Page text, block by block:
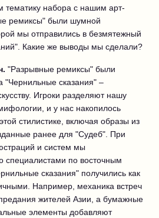
набора с нашим арт-
ремиксы" были шумной
мы отправились в безмятежный
Какие же выводы мы сделали?
"Разрывные ремиксы" были
"Чернильные сказания" –
Игроки разделяют нашу
и у нас накопилось
стилистике, включая образы из
ранее для "Судеб". При
и систем мы
специалистами по восточным
сказания" получились как
Например, механика встреч
жителей Азии, а бумажные
элементы добавляют